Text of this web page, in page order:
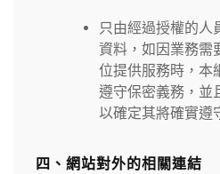
只由經過授權的人
資料，如因業務需
位提供服務時，本
遵守保密義務，並
以確定其將確實遵
四、網站對外的相關連結